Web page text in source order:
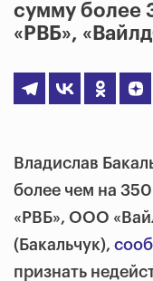
сумму более
«РВБ»,
Владислав
более чем на
«РВБ», ООО
(Бакальчук),
признать